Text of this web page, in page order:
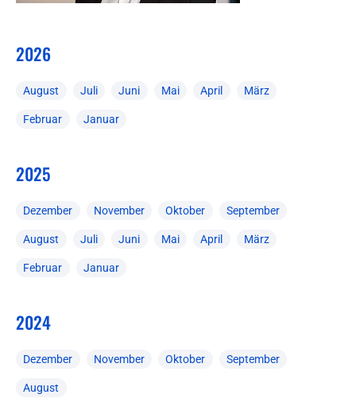
2026
August Juli Juni Mai April März
Februar Januar
2025
Dezember November Oktober September
August Juli Juni Mai April März
Februar Januar
2024
Dezember November Oktober September
August